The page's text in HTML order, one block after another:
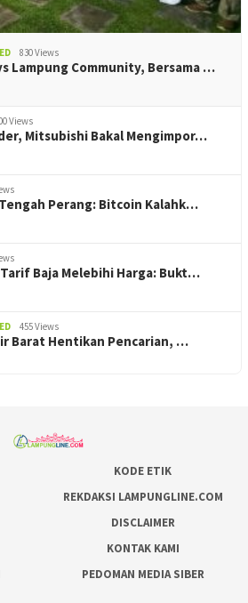
830 Views
Lampung Community, Bersama …
Views
Mitsubishi Bakal Mengimpor…
Perang: Bitcoin Kalahk…
Baja Melebihi Harga: Bukt…
455 Views
Barat Hentikan Pencarian, ‎…
KODE ETIK
REKDAKSI LAMPUNGLINE.COM
DISCLAIMER
KONTAK KAMI
PEDOMAN MEDIA SIBER